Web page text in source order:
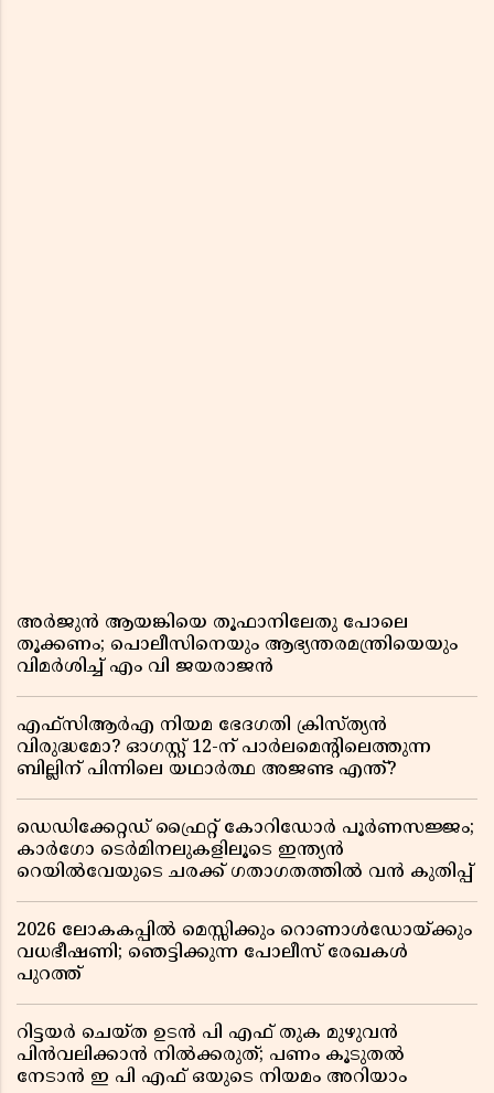
അർജുൻ ആയങ്കിയെ തൂഫാനിലേതു പോലെ
തൂക്കണം; പൊലീസിനെയും ആഭ്യന്തരമന്ത്രിയെയും
വിമർശിച്ച് എം വി ജയരാജൻ
എഫ്സിആർഎ നിയമ ഭേദഗതി ക്രിസ്ത്യൻ
വിരുദ്ധമോ? ഓഗസ്റ്റ് 12-ന് പാർലമെന്റിലെത്തുന്ന
ബില്ലിന് പിന്നിലെ യഥാർത്ഥ അജണ്ട എന്ത്?
ഡെഡിക്കേറ്റഡ് ഫ്രൈറ്റ് കോറിഡോർ പൂർണസജ്ജം;
കാർഗോ ടെർമിനലുകളിലൂടെ ഇന്ത്യൻ
റെയിൽവേയുടെ ചരക്ക് ഗതാഗതത്തിൽ വൻ കുതിപ്പ്
2026 ലോകകപ്പിൽ മെസ്സിക്കും റൊണാൾഡോയ്ക്കും
വധഭീഷണി; ഞെട്ടിക്കുന്ന പോലീസ് രേഖകൾ
പുറത്ത്
റിട്ടയർ ചെയ്ത ഉടൻ പി എഫ് തുക മുഴുവൻ
പിൻവലിക്കാൻ നിൽക്കരുത്; പണം കൂടുതൽ
നേടാൻ ഇ പി എഫ് ഒയുടെ നിയമം അറിയാം